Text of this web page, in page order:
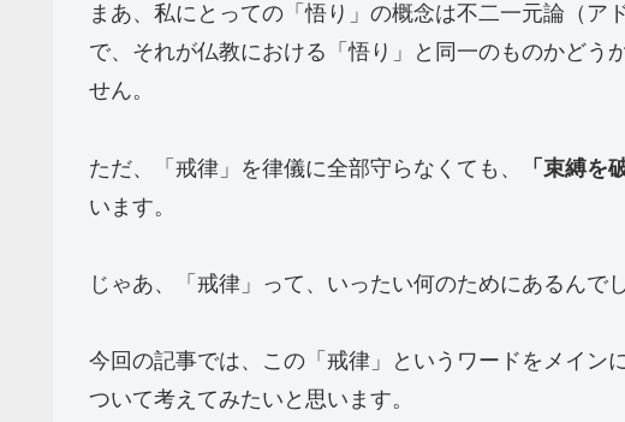
まあ、私にとっての「悟り」の概念は不二一元論（ア
で、それが仏教における「悟り」と同一のものかどう
せん。
ただ、「戒律」を律儀に全部守らなくても、 「束縛を
います。
じゃあ、「戒律」って、いったい何のためにあるんで
今回の記事では、この「戒律」というワードをメインに
ついて考えてみたいと思います。